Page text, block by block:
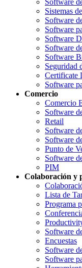
Sistemas
Software
Software
Software
Software
Software
Seguridad
Certificate
Software
Comercio
Comercio
Software
Retail
Software
Software
Punto de
Software
PIM
Colaboración y
Lista de
Programa
Software
Encuestas
Software
Software